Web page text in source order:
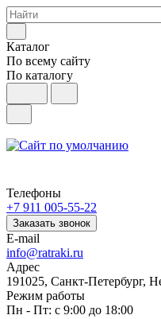
Каталог
По всему сайту
По каталогу
Телефоны
+7 911 005-55-22
Заказать звонок
E-mail
info@ratraki.ru
Адрес
191025, Санкт-Петербург,
Режим работы
Пн - Пт: с 9:00 до 18:00